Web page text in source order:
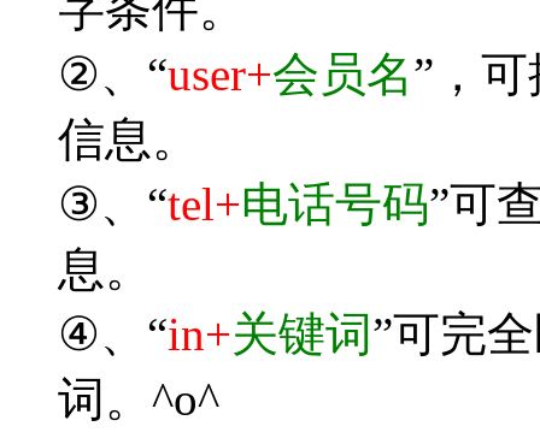
②、“user+会员名”，
信息。
③、“tel+电话号码”可
息。
④、“in+关键词”可完
词。^o^